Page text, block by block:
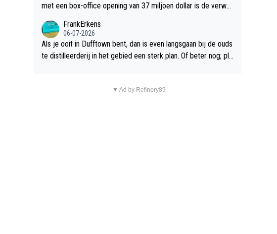
met een box-office opening van 37 miljoen dollar is de verwa
FrankErkens
06-07-2026
Als je ooit in Dufftown bent, dan is even langsgaan bij de ouds
te distilleerderij in het gebied een sterk plan. Of beter nog; pla
▼ Ad by Refinery89